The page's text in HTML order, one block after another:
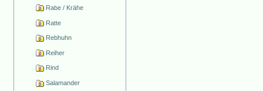
Rabe / Krähe
Ratte
Rebhuhn
Reiher
Rind
Salamander